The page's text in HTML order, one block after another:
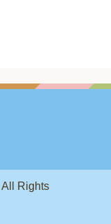
All Rights